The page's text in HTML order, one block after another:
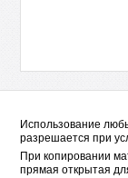
Использование
разрешается при
При копировании
прямая открытая